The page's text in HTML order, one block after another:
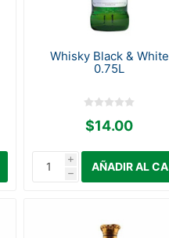
Whisky Black & White
0.75L
$14.00
i
h